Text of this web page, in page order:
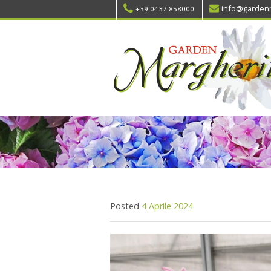
+39 0437 858000
Posted 4 Aprile 2024